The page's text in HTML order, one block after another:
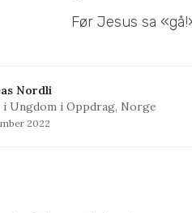
Før Jesus sa
Nordli
i Ungdom i Oppdrag, Norge
2022